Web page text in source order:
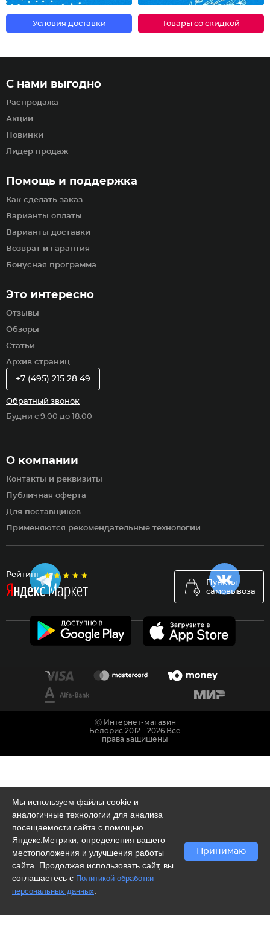
Условия доставки Товары со скидкой
Рейтинг
Пункты
самовывоза
Помощь и поддержка
Как сделать заказ
Варианты оплаты
Варианты доставки
Возврат и гарантия
Бонусная программа
С нами выгодно
Распродажа
Акции
Новинки
Лидер продаж
Это интересно
Отзывы
Обзоры
Статьи
Архив страниц
О компании
Контакты и реквизиты
Публичная оферта
Для поставщиков
Применяются рекомендательные технологии
+7 (495) 215 28 49
Обратный звонок
Будни с 9:00 до 18:00
Мы используем файлы cookie и
аналогичные технологии для анализа
посещаемости сайта с помощью
Яндекс.Метрики, определения вашего
местоположения и улучшения работы
сайта. Продолжая использовать сайт, вы
соглашаетесь с Политикой обработки
персональных данных
Принимаю
Ⓒ Интернет-магазин
Белорис 2012 - 2026 Все
права защищены